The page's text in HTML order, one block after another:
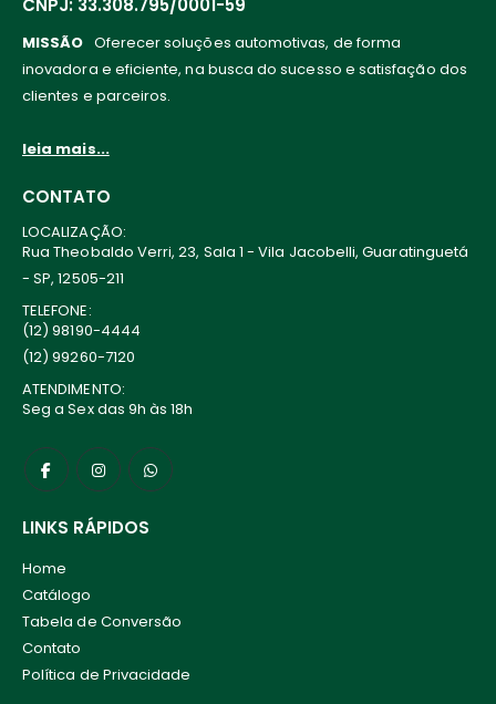
CNPJ: 33.308.795/0001-59
MISSÃO Oferecer soluções automotivas, de forma
inovadora e eficiente, na busca do sucesso e satisfação dos
clientes e parceiros.
leia mais...
CONTATO
LOCALIZAÇÃO:
Rua Theobaldo Verri, 23, Sala 1 - Vila Jacobelli, Guaratinguetá
- SP, 12505-211
TELEFONE:
(12) 98190-4444
(12) 99260-7120
ATENDIMENTO:
Seg a Sex das 9h às 18h
LINKS RÁPIDOS
Home
Catálogo
Tabela de Conversão
Contato
Política de Privacidade